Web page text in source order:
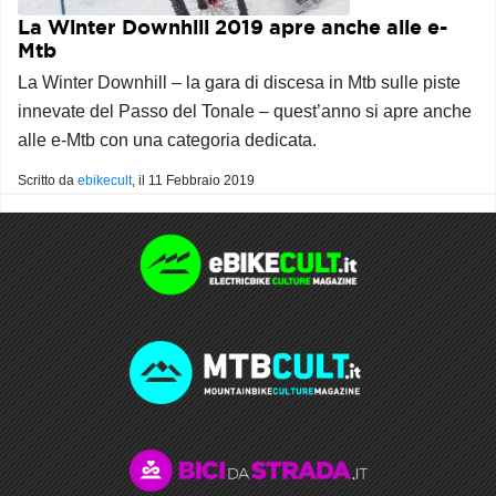
La Winter Downhill 2019 apre anche alle e-
Mtb
La Winter Downhill – la gara di discesa in Mtb sulle piste
innevate del Passo del Tonale – quest’anno si apre anche
alle e-Mtb con una categoria dedicata.
Scritto da ebikecult, il 11 Febbraio 2019